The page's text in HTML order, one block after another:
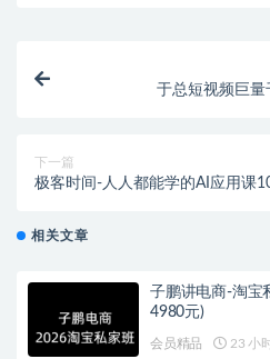
于总短视频巨
下一篇
极客时间-人人都能学的AI应用课
相关文章
子鹏讲电商-淘宝
4980元)
会员精品 23 小